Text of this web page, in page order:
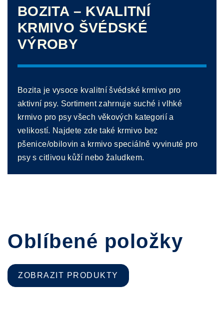
BOZITA – KVALITNÍ
KRMIVO ŠVÉDSKÉ
VÝROBY
Bozita je vysoce kvalitní švédské krmivo pro
aktivní psy. Sortiment zahrnuje suché i vlhké
krmivo pro psy všech věkových kategorií a
velikostí. Najdete zde také krmivo bez
pšenice/obilovin a krmivo speciálně vyvinuté pro
psy s citlivou kůží nebo žaludkem.
Oblíbené položky
ZOBRAZIT PRODUKTY